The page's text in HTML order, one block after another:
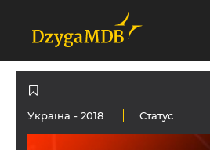
Україна - 2018 Статус